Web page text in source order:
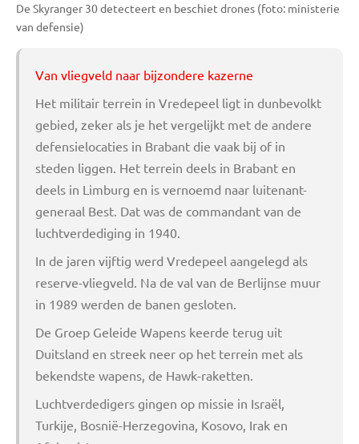
De Skyranger 30 detecteert en beschiet drones (foto: ministerie
van defensie)
Van vliegveld naar bijzondere kazerne
Het militair terrein in Vredepeel ligt in dunbevolkt
gebied, zeker als je het vergelijkt met de andere
defensielocaties in Brabant die vaak bij of in
steden liggen. Het terrein deels in Brabant en
deels in Limburg en is vernoemd naar luitenant-
generaal Best. Dat was de commandant van de
luchtverdediging in 1940.
In de jaren vijftig werd Vredepeel aangelegd als
reserve-vliegveld. Na de val van de Berlijnse muur
in 1989 werden de banen gesloten.
De Groep Geleide Wapens keerde terug uit
Duitsland en streek neer op het terrein met als
bekendste wapens, de Hawk-raketten.
Luchtverdedigers gingen op missie in Israël,
Turkije, Bosnië-Herzegovina, Kosovo, Irak en